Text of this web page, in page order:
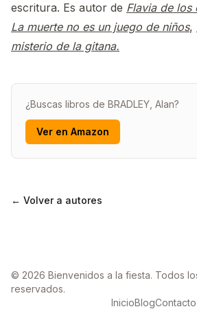
escritura. Es autor de Flavia de los
La muerte no es un juego de niños,
misterio de la gitana.
¿Buscas libros de BRADLEY, Alan?
Ver en Amazon
← Volver a autores
© 2026 Bienvenidos a la fiesta. Todos
reservados.
InicioBlogContacto